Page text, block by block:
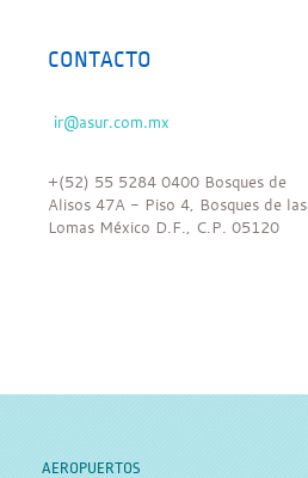
CONTACTO
+(52) 55 5284 0400 Bosques de
Alisos 47A - Piso 4, Bosques de las
Lomas México D.F., C.P. 05120
AEROPUERTOS